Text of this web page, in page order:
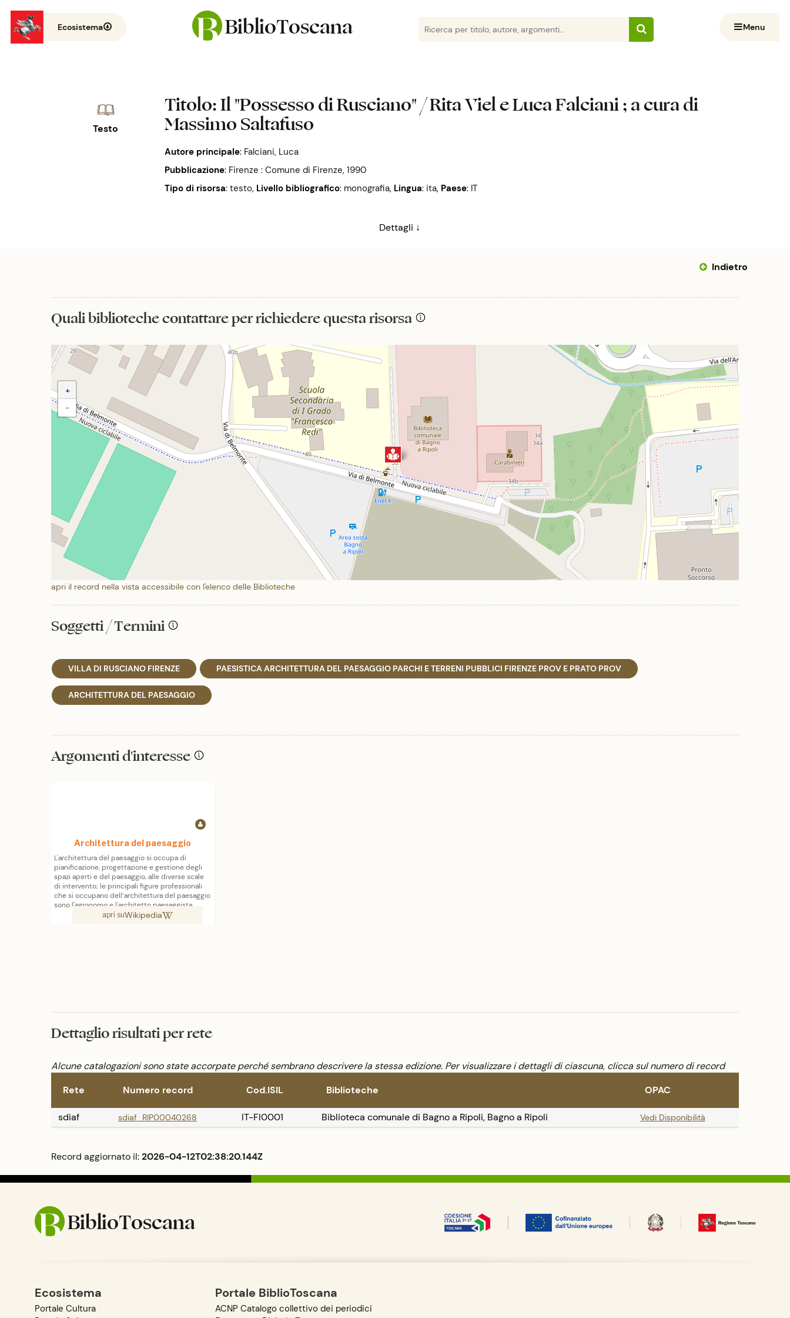
Ecosistema BiblioToscana Menu
Testo
Titolo: Il "Possesso di Rusciano" / Rita Viel e Luca Falciani ; a cura di
Massimo Saltafuso
Autore principale: Falciani, Luca
Pubblicazione: Firenze : Comune di Firenze, 1990
Tipo di risorsa: testo, Livello bibliografico: monografia, Lingua: ita, Paese: IT
Dettagli ↓
Indietro
Quali biblioteche contattare per richiedere questa risorsa
+
−
apri il record nella vista accessibile con l'elenco delle Biblioteche
Soggetti / Termini
VILLA DI RUSCIANO FIRENZE PAESISTICA ARCHITETTURA DEL PAESAGGIO PARCHI E TERRENI PUBBLICI FIRENZE PROV E PRATO PROV
ARCHITETTURA DEL PAESAGGIO
Argomenti d'interesse
Architettura del paesaggio
L'architettura del paesaggio si occupa di
pianificazione, progettazione e gestione degli
spazi aperti e del paesaggio, alle diverse scale
di intervento; le principali figure professionali
che si occupano dell’architettura del paesaggio
sono l'agronomo e l'architetto paesaggista.
apri suWikipedia
Dettaglio risultati per rete
Alcune catalogazioni sono state accorpate perché sembrano descrivere la stessa edizione. Per visualizzare i dettagli di ciascuna, clicca sul numero di record
Rete
Numero record Cod.ISIL Biblioteche OPAC
sdiaf sdiaf_RIP00040268 IT-FI0001 Biblioteca comunale di Bagno a Ripoli, Bagno a Ripoli Vedi Disponibilità
Record aggiornato il:2026-04-12T02:38:20.144Z
BiblioToscana
Ecosistema
Portale Cultura
Portale BiblioToscana
ACNP Catalogo collettivo dei periodici